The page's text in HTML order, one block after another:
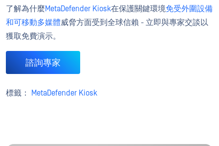
了解為什麼MetaDefender Kiosk在保護關鍵環境免受外圍設備
和可移動多媒體威脅方面受到全球信賴 - 立即與專家交談以
獲取免費演示。
諮詢專家
標籤： MetaDefender Kiosk